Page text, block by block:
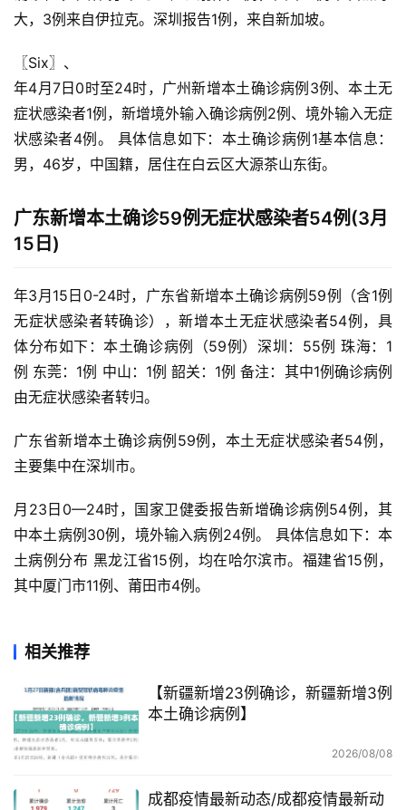
大，3例来自伊拉克。深圳报告1例，来自新加坡。
〖Six〗、
年4月7日0时至24时，广州新增本土确诊病例3例、本土无
症状感染者1例，新增境外输入确诊病例2例、境外输入无症
状感染者4例。 具体信息如下：本土确诊病例1基本信息：
男，46岁，中国籍，居住在白云区大源茶山东街。
广东新增本土确诊59例无症状感染者54例(3月
15日)
年3月15日0-24时，广东省新增本土确诊病例59例（含1例
无症状感染者转确诊），新增本土无症状感染者54例，具
体分布如下：本土确诊病例（59例）深圳：55例 珠海：1
例 东莞：1例 中山：1例 韶关：1例 备注：其中1例确诊病例
由无症状感染者转归。
广东省新增本土确诊病例59例，本土无症状感染者54例，
主要集中在深圳市。
月23日0—24时，国家卫健委报告新增确诊病例54例，其
中本土病例30例，境外输入病例24例。 具体信息如下：本
土病例分布 黑龙江省15例，均在哈尔滨市。福建省15例，
其中厦门市11例、莆田市4例。
相关推荐
【新疆新增23例确诊，新疆新增3例
本土确诊病例】
2026/08/08
成都疫情最新动态/成都疫情最新动